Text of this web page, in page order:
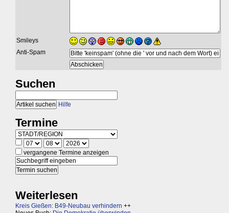
Smileys
Anti-Spam
Suchen
Hilfe
Termine
vergangene Termine anzeigen
Weiterlesen
Kreis Gießen: B49-Neubau verhindern ++